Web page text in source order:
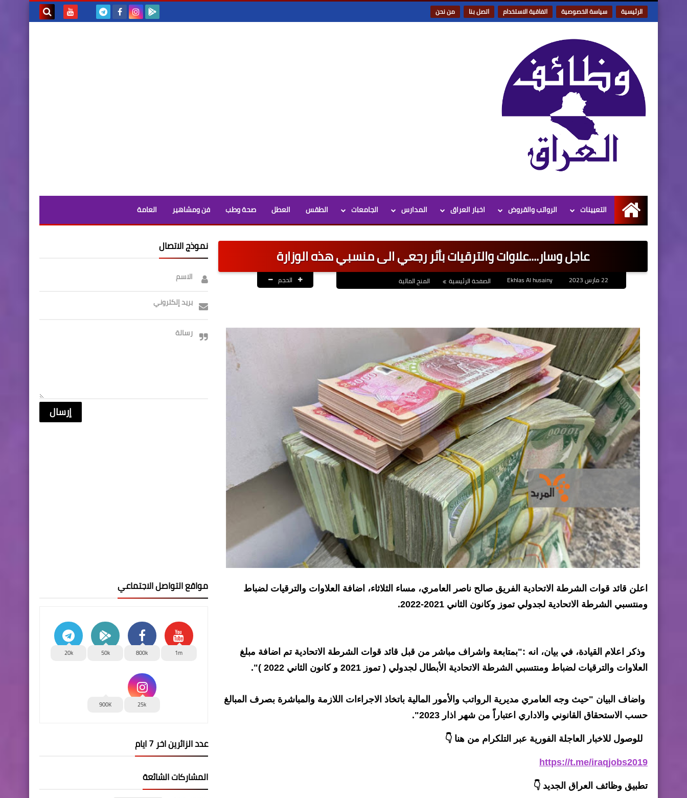
الرئيسية سياسة الخصوصية اتفاقية الاستخدام اتصل بنا من نحن
الرئيسية
التعيينات الرواتب والقروض اخبار العراق المدارس الجامعات الطقس العطل صحة وطب فن ومشاهير العامة
عاجل وسار....علاوات والترقيات بأثر رجعي الى منسبي هذه الوزارة
Ekhlas Al husainy الصفحة الرئيسية المنح المالية الحجم
اعلن قائد قوات الشرطة الاتحادية الفريق صالح ناصر العامري، مساء الثلاثاء، اضافة العلاوات والترقيات لضباط
ومنتسبي الشرطة الاتحادية لجدولي تموز وكانون الثاني 2021-2022.
وذكر اعلام القيادة، في بيان، انه :"بمتابعة واشراف مباشر من قبل قائد قوات الشرطة الاتحادية تم اضافة مبلغ
العلاوات والترقيات لضباط ومنتسبي الشرطة الاتحادية الأبطال لجدولي ( تموز 2021 و كانون الثاني 2022 )".
واضاف البيان "حيث وجه العامري مديرية الرواتب والأمور المالية باتخاذ الاجراءات اللازمة والمباشرة بصرف المبالغ
حسب الاستحقاق القانوني والاداري اعتباراً من شهر اذار 2023".
للوصول للاخبار العاجلة الفورية عبر التلكرام من هنا 👇
https://t.me/iraqjobs2019
تطبيق وظائف العراق الجديد 👇
نموذج الاتصال
الاسم
بريد إلكتروني
رسالة
مواقع التواصل الاجتماعي
1m
800k
50k
20k
25k
900K
عدد الزائرين اخر 7 ايام
المشاركات الشائعة